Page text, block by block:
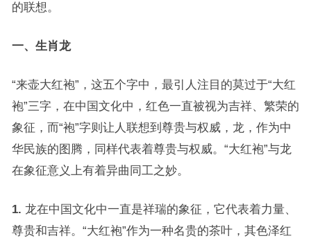
的联想。
一、生肖龙
“来壶大红袍”，这五个字中，最引人注目的莫过于“大红
袍”三字，在中国文化中，红色一直被视为吉祥、繁荣的
象征，而“袍”字则让人联想到尊贵与权威，龙，作为中
华民族的图腾，同样代表着尊贵与权威。“大红袍”与龙
在象征意义上有着异曲同工之妙。
1. 龙在中国文化中一直是祥瑞的象征，它代表着力量、
尊贵和吉祥。“大红袍”作为一种名贵的茶叶，其色泽红